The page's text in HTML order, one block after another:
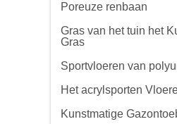
Poreuze renbaan
Gras van het tuin het
Gras
Sportvloeren van
Het acrylsporten
Kunstmatige